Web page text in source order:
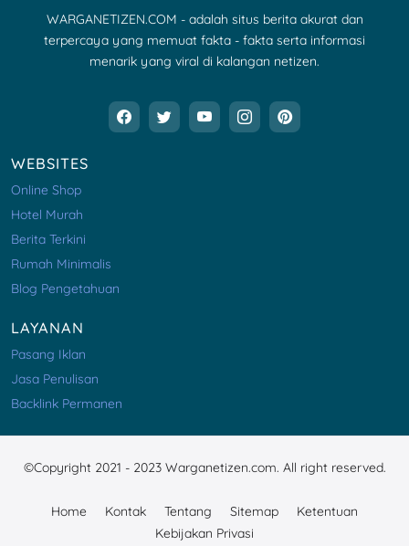
WARGANETIZEN.COM - adalah situs berita akurat dan
terpercaya yang memuat fakta - fakta serta informasi
menarik yang viral di kalangan netizen.
WEBSITES
Online Shop
Hotel Murah
Berita Terkini
Rumah Minimalis
Blog Pengetahuan
LAYANAN
Pasang Iklan
Jasa Penulisan
Backlink Permanen
©Copyright 2021 - 2023 Warganetizen.com. All right reserved.
Home Kontak Tentang Sitemap
Ketentuan
Kebijakan Privasi